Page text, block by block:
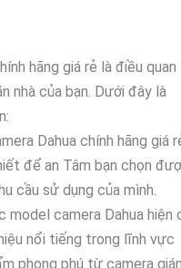
hãng giá rẻ là điều quan
nhà của bạn. Dưới đây là
Dahua chính hãng giá
để an Tâm bạn chọn
cầu sử dụng của mình.
model camera Dahua hiện
nổi tiếng trong lĩnh vực
phong phú từ camera